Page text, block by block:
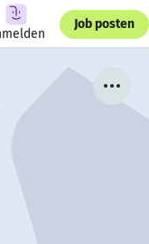
Job posten